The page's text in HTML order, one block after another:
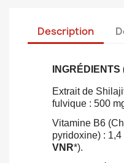
Description
Extrait de
fulvique : 500
Vitamine B6
pyridoxine) :
VNR*).